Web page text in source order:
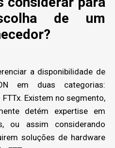
de um
a disponibilidade de
em duas categorias:
Existem no segmento,
detém expertise em
ou assim considerando
soluções de hardware